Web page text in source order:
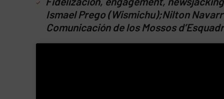
Ismael Prego (Wismichu);Nilton
Comunicación de los Mossos